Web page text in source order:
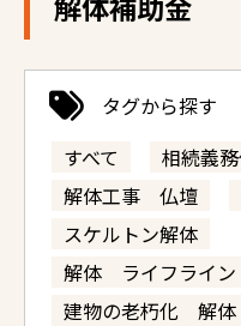
タグから探す
すべて
相続義
解体工事 仏壇
スケルトン解体
解体 ライフライ
建物の老朽化 解体